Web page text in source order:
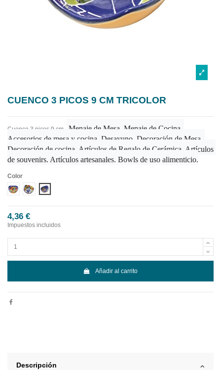
CUENCO 3 PICOS 9 CM TRICOLOR
Cuenco 3 picos 9 cm.
Menaje de Mesa. Menaje de Cocina.
Accesorios de mesa y cocina. Desayuno. Decoración de Mesa.
Decoración de cocina. Artículos de Regalo de Cerámica. Artículos
de souvenirs. Artículos artesanales. Bowls de uso alimenticio.
Color
Diseño 1Diseño 2Diseño 3
4,36 €
Impuestos incluidos
Añadir al carrito
Descripción